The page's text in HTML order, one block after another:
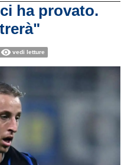
ha provato.
vedi letture